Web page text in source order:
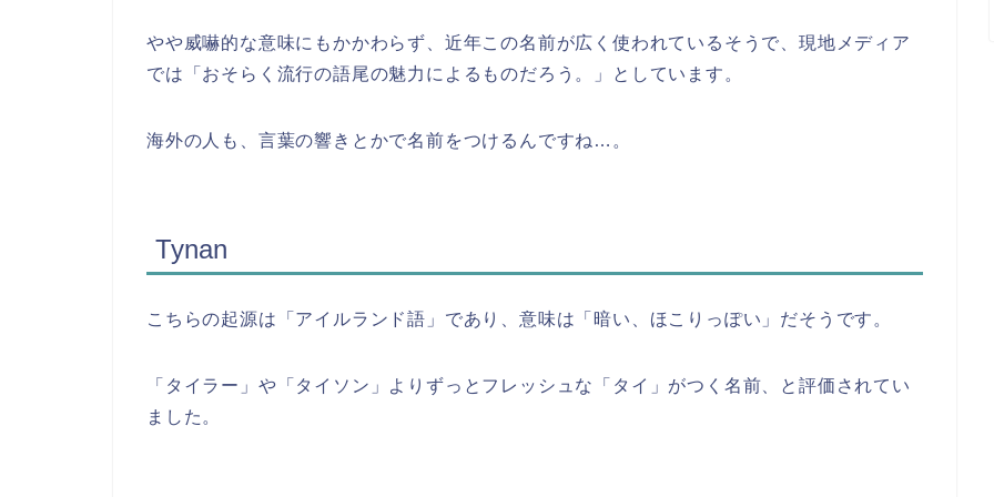
やや威嚇的な意味にもかかわらず、近年この名前が広く使われているそうで、現地メディア
では「おそらく流行の語尾の魅力によるものだろう。」としています。
海外の人も、言葉の響きとかで名前をつけるんですね…。
Tynan
こちらの起源は「アイルランド語」であり、意味は「暗い、ほこりっぽい」だそうです。
「タイラー」や「タイソン」よりずっとフレッシュな「タイ」がつく名前、と評価されてい
ました。